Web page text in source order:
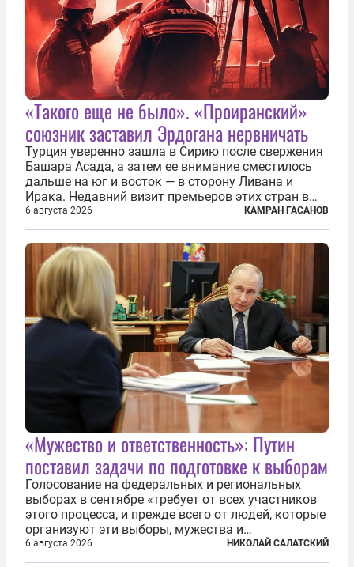
«Такого еще не было». «Проиранский»
союзник заставил Эрдогана нервничать
Турция уверенно зашла в Сирию после свержения
Башара Асада, а затем ее внимание сместилось
дальше на юг и восток — в сторону Ливана и
Ирака. Недавний визит премьеров этих стран в
Анкару, договоры об участии турецкой компании
TPAO в разработке нефти иракского Киркука и
«Дороги развития» подтверждают...
6 августа 2026 КАМРАН ГАСАНОВ
«Мужество и ответственность»: Путин
поставил задачи по подготовке к выборам
Голосование на федеральных и региональных
выборах в сентябре «требует от всех участников
этого процесса, и прежде всего от людей, которые
организуют эти выборы, мужества и
ответственного отношения к формированию
власти», — подчеркнул президент Владимир Путин
6 августа 2026 НИКОЛАЙ САЛАТСКИЙ